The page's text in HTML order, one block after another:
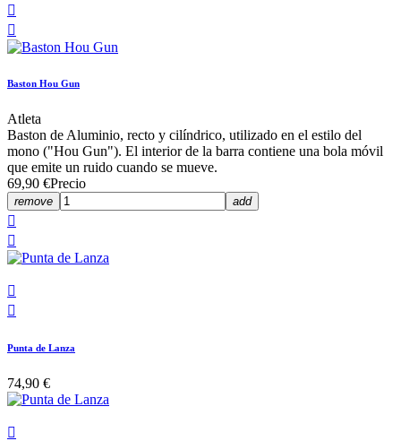


Baston Hou Gun
Atleta
Baston de Aluminio, recto y cilíndrico, utilizado en el estilo del
mono ("Hou Gun"). El interior de la barra contiene una bola móvil
que emite un ruido cuando se mueve.
69,90 €Precio
remove add




Punta de Lanza
74,90 €
